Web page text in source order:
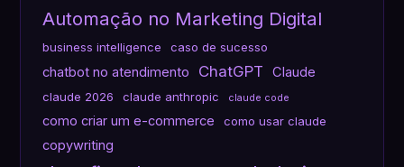
Automação no Marketing Digital
business intelligence caso de sucesso
chatbot no atendimento ChatGPT Claude
claude 2026 claude anthropic claude code
como criar um e-commerce como usar claude
copywriting